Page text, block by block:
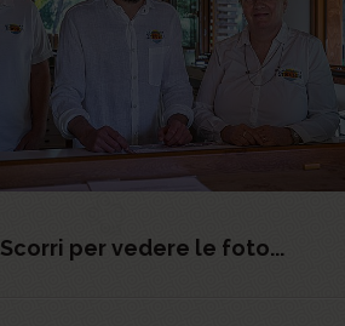
Scorri per vedere le foto...